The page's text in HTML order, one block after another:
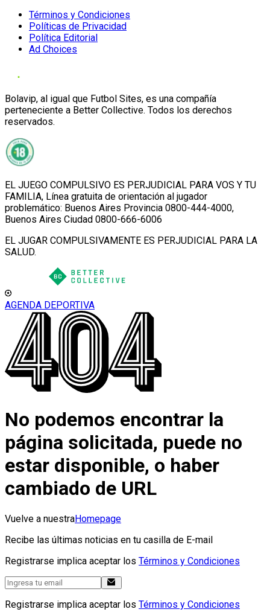
Términos y Condiciones
Políticas de Privacidad
Política Editorial
Ad Choices
Bolavip, al igual que Futbol Sites, es una compañía
perteneciente a Better Collective. Todos los derechos
reservados.
EL JUEGO COMPULSIVO ES PERJUDICIAL PARA VOS Y TU
FAMILIA, Línea gratuita de orientación al jugador
problemático: Buenos Aires Provincia 0800-444-4000,
Buenos Aires Ciudad 0800-666-6006
EL JUGAR COMPULSIVAMENTE ES PERJUDICIAL PARA LA
SALUD.
AGENDA DEPORTIVA
No podemos encontrar la
página solicitada, puede no
estar disponible, o haber
cambiado de URL
Vuelve a nuestraHomepage
Recibe las últimas noticias en tu casilla de E-mail
Registrarse implica aceptar los Términos y Condiciones
Registrarse implica aceptar los Términos y Condiciones